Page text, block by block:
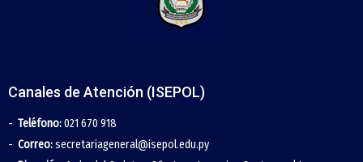
Canales de Atención (ISEPOL)
Teléfono:021 670 918
Correo:secretariageneral@isepol.edu.py